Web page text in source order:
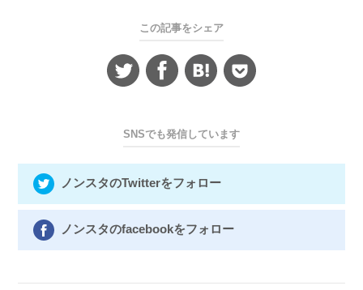
この記事をシェア
SNSでも発信しています
ノンスタのTwitterをフォロー
ノンスタのfacebookをフォロー